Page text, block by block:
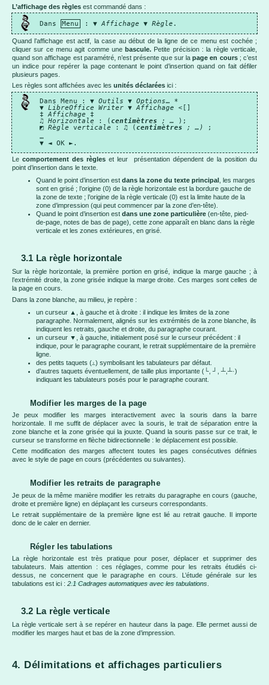
L’affichage des règles est commandé dans :
Dans Menu : ▼Affichage ▼ Règle .
Quand l’affichage est actif, la case au début de la ligne de ce menu est cochée ;
cliquer sur ce menu agit comme unebascule. Petite précision : la règle verticale,
quand son affichage est paramétré, n’est présente que sur lapage en cours; c’est
un indice pour repérer la page contenant le point d’insertion quand on fait défiler
plusieurs pages.
Les règles sont affichées avec les unités déclarées ici :
Dans Menu : ▼Outils ▼Options… *
▼LibreOffice Writer▼Affichage<[]
‡Affichage ‡
♫ Horizontale : (centimètres ; … );
◩Règle verticale : ♫ (centimètres ; …)
;
…
▼ ◄ OK ►.
Le comportement des règles et leur présentation dépendent de la position du
point d’insertion dans le texte.
Quand le point d’insertion est dans la zone du texte principal , les marges
sont en grisé ; l’origine (0) de la règle horizontale est la bordure gauche de
la zone de texte ; l’origine de la règle verticale (0) est la limite haute de la
zone d’impression (qui peut commencer par la zone d’en-tête).
Quand le point d’insertion est dans une zone particulière (en-tête, pied-
de-page, notes de bas de page), cette zone apparaît en blanc dans la règle
verticale et les zones extérieures, en grisé.
3.1 La règle horizontale
Sur la règle horizontale, la première portion en grisé, indique la marge gauche ; à
l’extrémité droite, la zone grisée indique la marge droite. Ces marges sont celles de
la page en cours.
Dans la zone blanche, au milieu, je repère :
un curseur ▲, à gauche et à droite : il indique les limites de la zone
paragraphe. Normalement, alignés sur les extrémités de la zone blanche, ils
indiquent les retraits, gauche et droite, du paragraphe courant.
un curseur ▼, à gauche, initialement posé sur le curseur précédent : il
indique, pour le paragraphe courant, le retrait supplémentaire de la première
ligne.
des petits taquets (┴) symbolisant les tabulateurs par défaut.
d’autres taquets éventuellement, de taille plus importante (└, ┘, ┴,┴·)
indiquant les tabulateurs posés pour le paragraphe courant.
Modifier les marges de la page
Je peux modifier les marges interactivement avec la souris dans la barre
horizontale. Il me suffit de déplacer avec la souris, le trait de séparation entre la
zone blanche et la zone grisée qui la jouxte. Quand la souris passe sur ce trait, le
curseur se transforme en flèche bidirectionnelle : le déplacement est possible.
Cette modification des marges affectent toutes les pages consécutives définies
avec le style de page en cours (précédentes ou suivantes).
Modifier les retraits de paragraphe
Je peux de la même manière modifier les retraits du paragraphe en cours (gauche,
droite et première ligne) en déplaçant les curseurs correspondants.
Le retrait supplémentaire de la première ligne est lié au retrait gauche. Il importe
donc de le caler en dernier.
Régler les tabulations
La règle horizontale est très pratique pour poser, déplacer et supprimer des
tabulateurs. Mais attention : ces réglages, comme pour les retraits étudiés ci-
dessus, ne concernent que le paragraphe en cours. L’étude générale sur les
tabulations est ici : 2.1 Cadrages automatiques avec les tabulations.
3.2 La règle verticale
La règle verticale sert à se repérer en hauteur dans la page. Elle permet aussi de
modifier les marges haut et bas de la zone d’impression.
4. Délimitations et affichages particuliers